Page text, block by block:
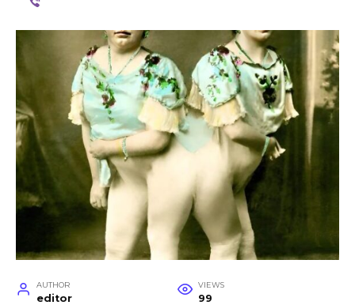
AUTHOR
editor
VIEWS
99